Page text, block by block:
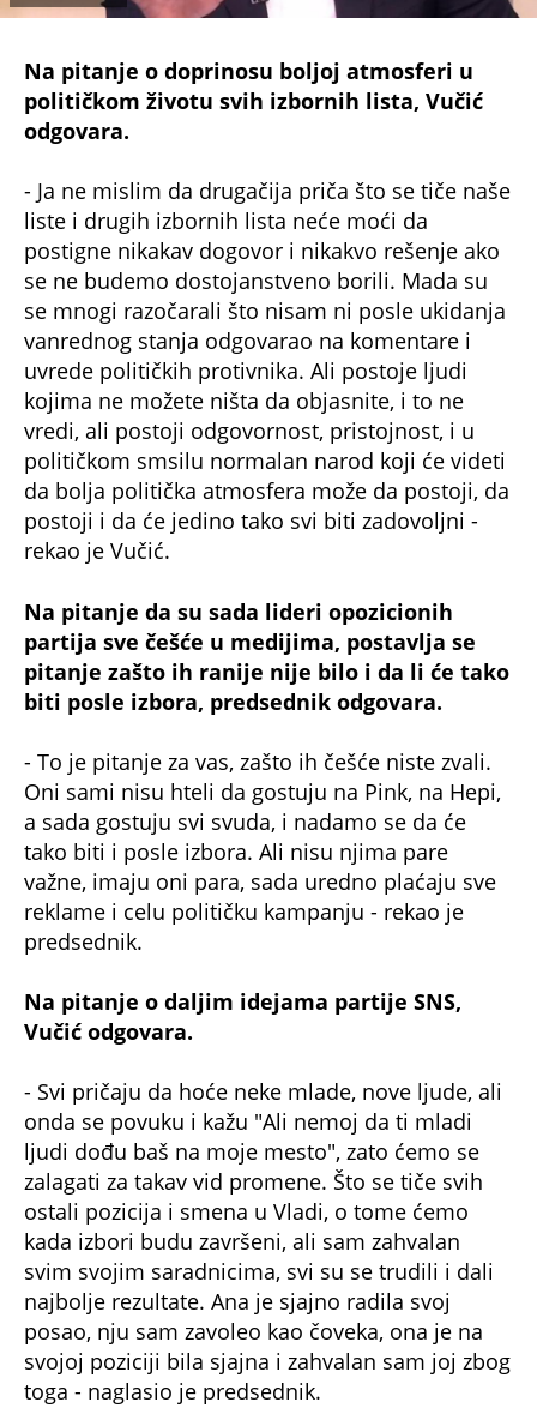
Na pitanje o doprinosu boljoj atmosferi u
političkom životu svih izbornih lista, Vučić
odgovara.
- Ja ne mislim da drugačija priča što se tiče naše
liste i drugih izbornih lista neće moći da
postigne nikakav dogovor i nikakvo rešenje ako
se ne budemo dostojanstveno borili. Mada su
se mnogi razočarali što nisam ni posle ukidanja
vanrednog stanja odgovarao na komentare i
uvrede političkih protivnika. Ali postoje ljudi
kojima ne možete ništa da objasnite, i to ne
vredi, ali postoji odgovornost, pristojnost, i u
političkom smsilu normalan narod koji će videti
da bolja politička atmosfera može da postoji, da
postoji i da će jedino tako svi biti zadovoljni -
rekao je Vučić.
Na pitanje da su sada lideri opozicionih
partija sve češće u medijima, postavlja se
pitanje zašto ih ranije nije bilo i da li će tako
biti posle izbora, predsednik odgovara.
- To je pitanje za vas, zašto ih češće niste zvali.
Oni sami nisu hteli da gostuju na Pink, na Hepi,
a sada gostuju svi svuda, i nadamo se da će
tako biti i posle izbora. Ali nisu njima pare
važne, imaju oni para, sada uredno plaćaju sve
reklame i celu političku kampanju - rekao je
predsednik.
Na pitanje o daljim idejama partije SNS,
Vučić odgovara.
- Svi pričaju da hoće neke mlade, nove ljude, ali
onda se povuku i kažu "Ali nemoj da ti mladi
ljudi dođu baš na moje mesto", zato ćemo se
zalagati za takav vid promene. Što se tiče svih
ostali pozicija i smena u Vladi, o tome ćemo
kada izbori budu završeni, ali sam zahvalan
svim svojim saradnicima, svi su se trudili i dali
najbolje rezultate. Ana je sjajno radila svoj
posao, nju sam zavoleo kao čoveka, ona je na
svojoj poziciji bila sjajna i zahvalan sam joj zbog
toga - naglasio je predsednik.